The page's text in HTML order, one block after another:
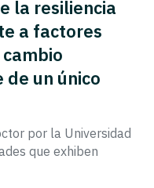
la resiliencia
a factores
un único
por la Universidad
que exhiben